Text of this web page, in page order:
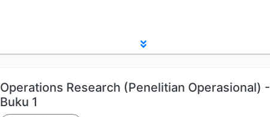
Operations Research (Penelitian Operasional) -
Buku 1